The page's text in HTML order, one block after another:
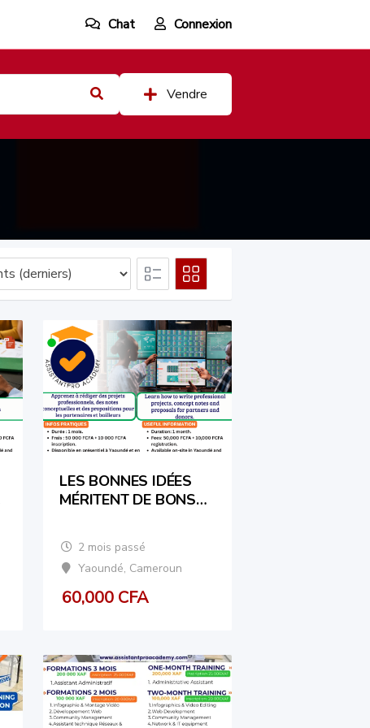
Chat Connexion
Vendre
LES BONNES IDÉES
MÉRITENT DE BONS
IDEAS DESERVE
GOOD PROJECTS.
2 mois passé
Yaoundé, Cameroun
60,000 CFA